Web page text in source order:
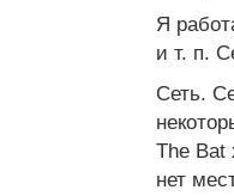
Я
и т. п.
Сеть.
The Bat
нет